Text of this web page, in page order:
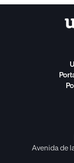
Avenida de